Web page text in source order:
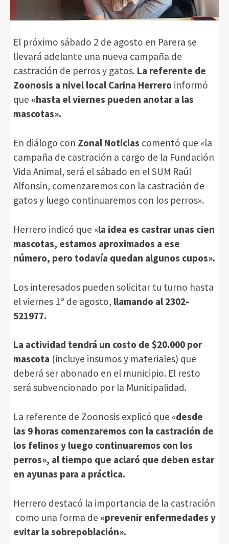
El próximo sábado 2 de agosto en Parera se
llevará adelante una nueva campaña de
castración de perros y gatos. La referente de
Zoonosis a nivel local Carina Herrero informó
que «hasta el viernes pueden anotar a las
mascotas».
En diálogo con Zonal Noticias comentó que «la
campaña de castración a cargo de la Fundación
Vida Animal, será el sábado en el SUM Raúl
Alfonsin, comenzaremos con la castración de
gatos y luego continuaremos con los perros».
Herrero indicó que «la idea es castrar unas cien
mascotas, estamos aproximados a ese
número, pero todavía quedan algunos cupos».
Los interesados pueden solicitar tu turno hasta
el viernes 1º de agosto, llamando al 2302-
521977.
La actividad tendrá un costo de $20.000 por
mascota (incluye insumos y materiales) que
deberá ser abonado en el municipio. El resto
será subvencionado por la Municipalidad.
La referente de Zoonosis explicó que «desde
las 9 horas comenzaremos con la castración de
los felinos y luego continuaremos con los
perros», al tiempo que aclaró que deben estar
en ayunas para a práctica.
Herrero destacó la importancia de la castración
como una forma de «prevenir enfermedades y
evitar la sobrepoblación».